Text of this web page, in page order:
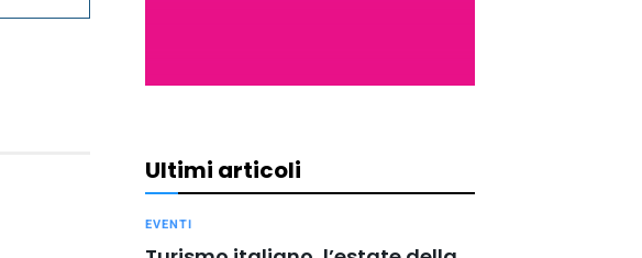
Ultimi articoli
EVENTI